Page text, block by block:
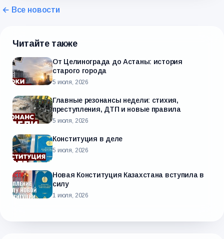
← Все новости
Читайте также
От Целинограда до Астаны: история
старого города
5 июля, 2026
Главные резонансы недели: стихия,
преступления, ДТП и новые правила
5 июля, 2026
Конституция в деле
5 июля, 2026
Новая Конституция Казахстана вступила в
силу
1 июля, 2026